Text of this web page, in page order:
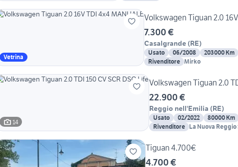
Vetrina
Volkswagen Tiguan 2.0
7.300 €
Casalgrande (RE)
Usato 06/2008 203000 Km
Rivenditore Mirko
14
Volkswagen Tiguan 2.0
22.900 €
Reggio nell'Emilia (RE)
Usato 02/2022 80000 Km
Rivenditore La Nuova Reggio
Tiguan 4.700€
4.700 €